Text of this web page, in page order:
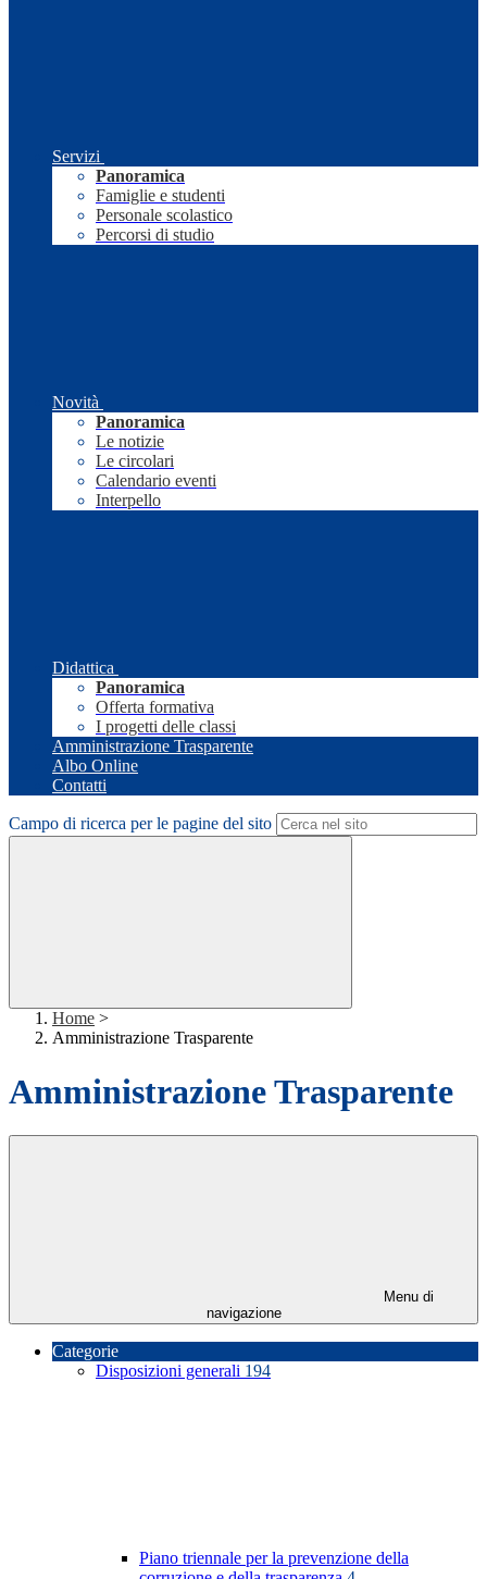
Servizi
Panoramica
Famiglie e studenti
Personale scolastico
Percorsi di studio
Novità
Panoramica
Le notizie
Le circolari
Calendario eventi
Interpello
Didattica
Panoramica
Offerta formativa
I progetti delle classi
Amministrazione Trasparente
Albo Online
Contatti
Campo di ricerca per le pagine del sito
Home >
Amministrazione Trasparente
Amministrazione Trasparente
Menu di
navigazione
Categorie
Disposizioni generali 194
Piano triennale per la prevenzione della